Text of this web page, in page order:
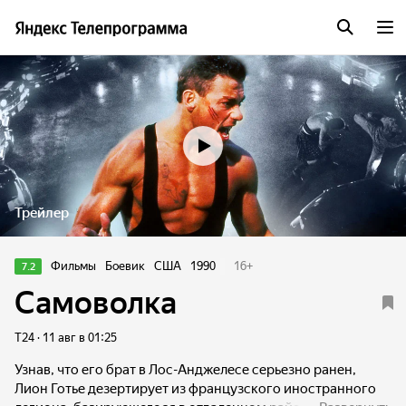
Трейлер
7.2 Фильмы Боевик США 1990 16+
Самоволка
Т24 · 11 авг в 01:25
Узнав, что его брат в Лос-Анджелесе серьезно ранен,
Лион Готье дезертирует из французского иностранного